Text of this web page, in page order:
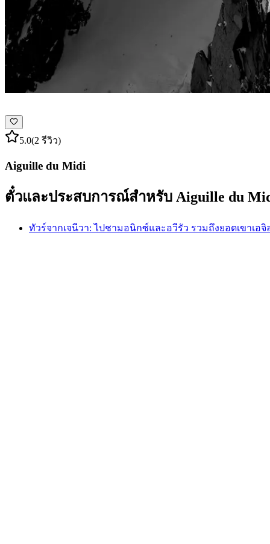
5.0(2 รีวิว)
Aiguille du Midi
ตั๋วและประสบการณ์สำหรับ Aiguille du
ทัวร์จากเจนีวา: ไปชามอนิกซ์และอวีรัว รวมถึงยอดเขาเอ